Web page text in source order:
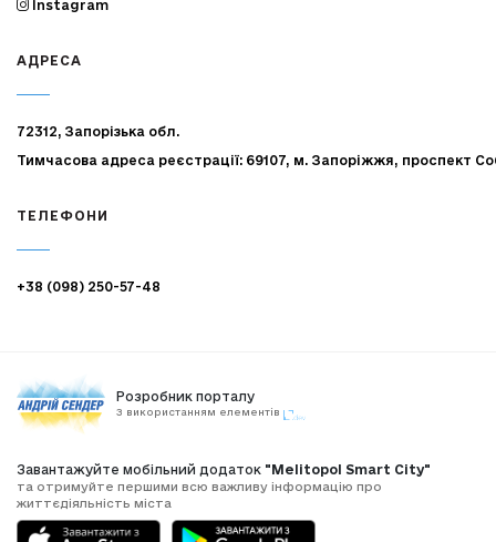
Instagram
АДРЕСА
72312, Запорізька обл.
Тимчасова адреса реєстрації: 69107, м. Запоріжжя, проспект
ТЕЛЕФОНИ
+38 (098) 250-57-48
Розробник порталу
З використанням елементів
Завантажуйте мобільний додаток "Melitopol Smart City"
та отримуйте першими всю важливу інформацію про
життєдіяльність міста